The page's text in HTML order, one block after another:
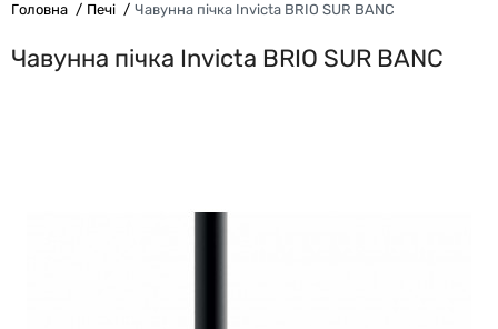
Головна Печі Чавунна пічка Invicta BRIO SUR BANC
Чавунна пічка Invicta BRIO SUR BANC